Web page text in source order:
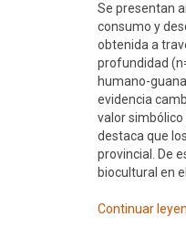
Se presentan
consumo y
obtenida a
profundidad
humano-
evidencia
valor simbólico
destaca que
provincial. De
biocultural en
Continuar